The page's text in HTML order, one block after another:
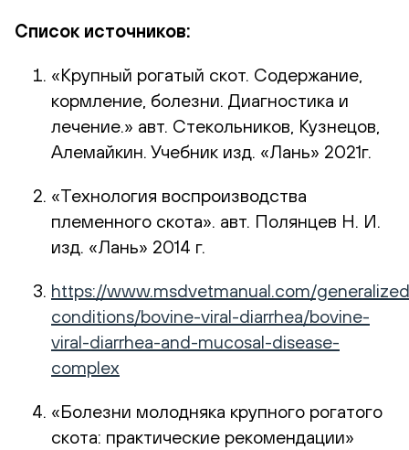
Список источников:
«Крупный рогатый скот. Содержание,
кормление, болезни. Диагностика и
лечение.» авт. Стекольников, Кузнецов,
Алемайкин. Учебник изд. «Лань» 2021г.
«Технология воспроизводства
племенного скота». авт. Полянцев Н. И.
изд. «Лань» 2014 г.
https://www.msdvetmanual.com/
conditions/bovine-viral-diarrhea/bovine-
viral-diarrhea-and-mucosal-disease-
complex
«Болезни молодняка крупного рогатого
скота: практические рекомендации»